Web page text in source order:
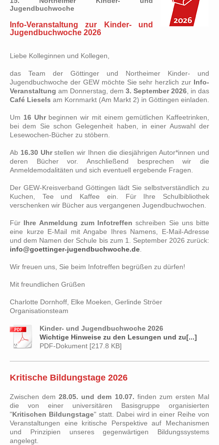
Jugendbuchwoche
Info-Veranstaltung zur Kinder- und
Jugendbuchwoche 2026
Liebe Kolleginnen und Kollegen,
das Team der Göttinger und Northeimer Kinder- und
Jugendbuchwoche der GEW möchte Sie sehr herzlich zur Info-
Veranstaltung am Donnerstag, dem 3. September 2026 , in das
Café Liesels am Kornmarkt (Am Markt 2) in Göttingen einladen.
Um 16 Uhrbeginnen wir mit einem gemütlichen Kaffeetrinken,
bei dem Sie schon Gelegenheit haben, in einer Auswahl der
Lesewochen-Bücher zu stöbern.
Ab 16.30 Uhrstellen wir Ihnen die diesjährigen Autor*innen und
deren Bücher vor. Anschließend besprechen wir die
Anmeldemodalitäten und sich eventuell ergebende Fragen.
Der GEW-Kreisverband Göttingen lädt Sie selbstverständlich zu
Kuchen, Tee und Kaffee ein. Für Ihre Schulbibliothek
verschenken wir Bücher aus vergangenen Jugendbuchwochen.
Für Ihre Anmeldung zum Infotreffen schreiben Sie uns bitte
eine kurze E-Mail mit Angabe Ihres Namens, E-Mail-Adresse
und dem Namen der Schule bis zum 1. September 2026 zurück:
info@goettinger-jugendbuchwoche.de
Wir freuen uns, Sie beim Infotreffen begrüßen zu dürfen!
Mit freundlichen Grüßen
Charlotte Dornhoff, Elke Moeken, Gerlinde Ströer
Organisationsteam
Kinder- und Jugendbuchwoche 2026
Wichtige Hinweise zu den Lesungen und zu[...]
PDF-Dokument [217.8 KB]
Kritische Bildungstage 2026
Zwischen dem28.05. und dem 10.07. finden zum ersten Mal
die von einer universitären Basisgruppe organisierten
"Kritischen Bildungstage" statt. Dabei wird in einer Reihe von
Veranstaltungen eine kritische Perspektive auf Mechanismen
und Prinzipien unseres gegenwärtigen Bildungssystems
angelegt.